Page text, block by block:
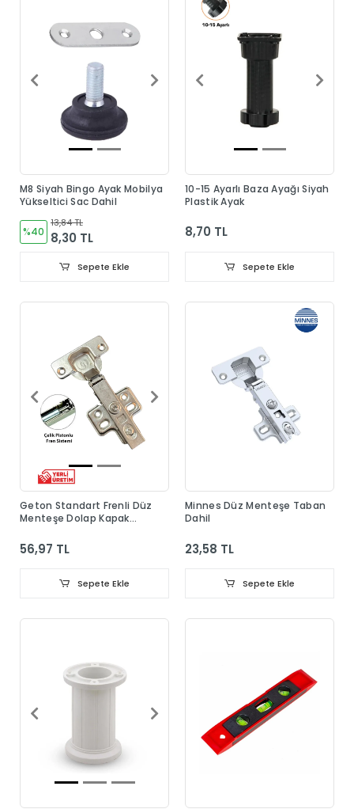
M8 Siyah Bingo Ayak Mobilya
Yükseltici Sac Dahil
%40
13,84 TL
8,30 TL
Sepete Ekle
10-15 Ayarlı Baza Ayağı Siyah
Plastik Ayak
8,70 TL
Sepete Ekle
Geton Standart Frenli Düz
Menteşe Dolap Kapak
56,97 TL
Sepete Ekle
Minnes Düz Menteşe Taban
Dahil
23,58 TL
Sepete Ekle